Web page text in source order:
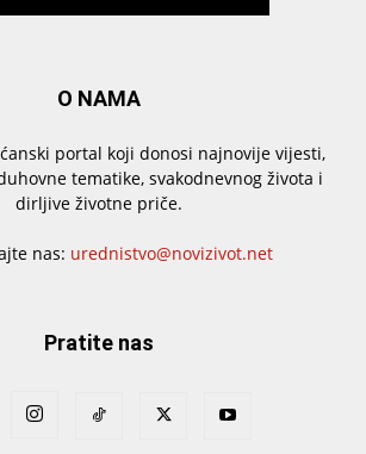
O NAMA
portal koji donosi najnovije vijesti,
tematike, svakodnevnog života i
dirljive životne priče.
nas: urednistvo@novizivot.net
Pratite nas